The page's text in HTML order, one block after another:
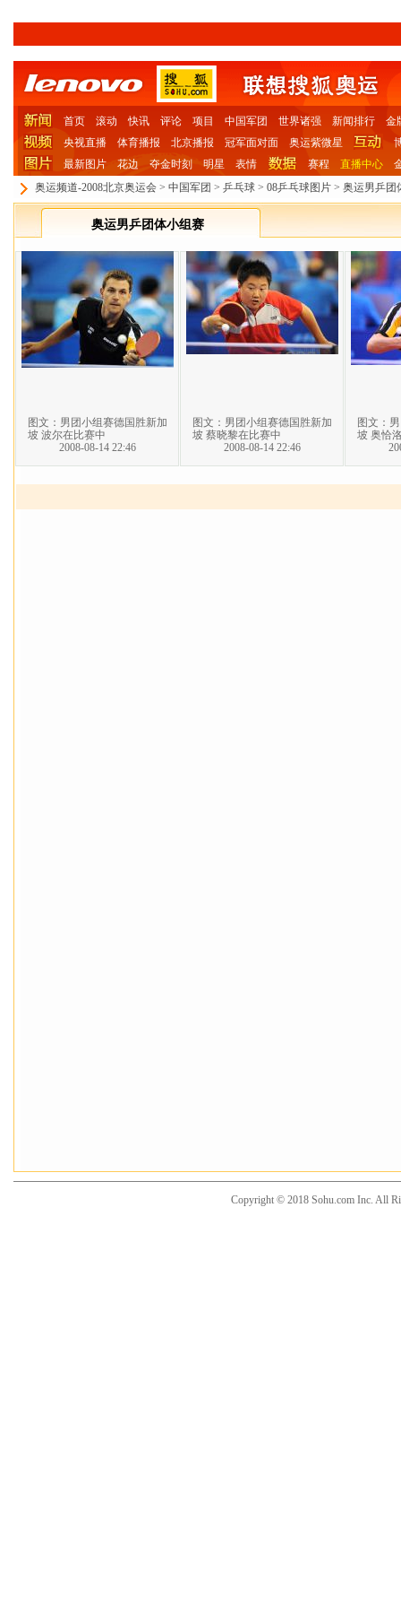
首页 滚动 快讯 评论 项目 中国军团 世界诸强 新闻排行
金
央视直播
体育播报 北京播报 冠军面对面 奥运紫微星
最新图片
花边 夺金时刻 明星 表情 赛程 直播中心
奥运频道-2008北京奥运会 > 中国军团 > 乒乓球 > 08乒乓球图片 > 奥运男乒团
奥运男乒团体小组赛
图文：男团小组赛德国胜新加
坡 波尔在比赛中
2008-08-14 22:46
图文：男团小组赛德国胜新加
坡 蔡晓黎在比赛中
2008-08-14 22:46
图文：
坡 奥恰
Copyright © 2018 Sohu.com Inc. All